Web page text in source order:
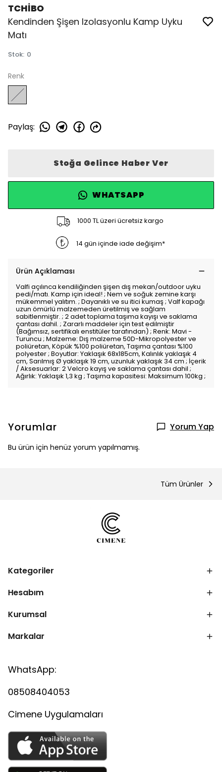
TCHİBO
Kendinden Şişen Izolasyonlu Kamp Uyku
Matı
Stok: 0
Renk
Paylaş:
Stoğa Gelince Haber Ver
WHATSAPP
1000 TL üzeri ücretsiz kargo
14 gün içinde iade değişim*
Ürün Açıklaması
Valfi açılınca kendiliğinden şişen dış mekan/outdoor uyku
pedi/matı. Kamp için ideal! ; Nem ve soğuk zemine karşı
mükemmel yalıtım. ; Dayanıklı ve su itici kumaş ; Valf kapağı
uzun ömürlü malzemeden üretilmiş ve sağlam
sabitlenmiştir. ; 2 adet toplama taşıma kayışı ve saklama
çantası dahil. ; Zararlı maddeler için test edilmiştir
(Bağımsız, sertifikalı enstitüler tarafından) ; Renk: Mavi -
Turuncu ; Malzeme: Dış malzeme 50D-Mikropolyester ve
poliüretan, Köpük %100 poliüretan, Taşıma çantası %100
polyester ; Boyutlar: Yaklaşık 68x185cm, Kalınlık yaklaşık 4
cm, Sarılmış Ø yaklaşık 19 cm, uzunluk yaklaşık 34 cm ; İçerik
/ Aksesuarlar: 2 Velcro kayış ve saklama çantası dahil ;
Ağırlık: Yaklaşık 1,3 kg ; Taşıma kapasitesi: Maksimum 100kg ;
Yorumlar Yorum Yap
Bu ürün için henüz yorum yapılmamış.
Tüm Ürünler
Kategoriler
Hesabım
Kurumsal
Markalar
WhatsApp:
08508404053
Cimene Uygulamaları